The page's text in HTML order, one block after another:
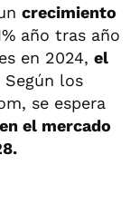
crecimiento
año tras año
en 2024, el
Según los
se espera
el mercado